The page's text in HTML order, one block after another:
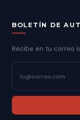
BOLETÍN DE
Recibe en tu correo